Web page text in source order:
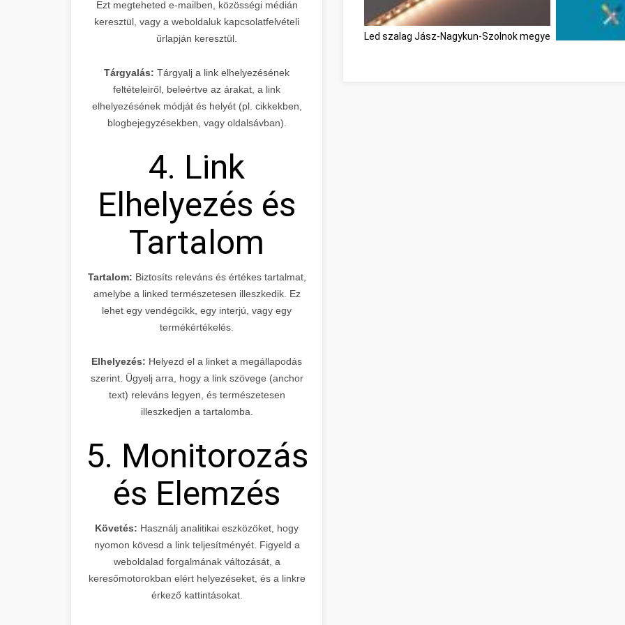
Ezt megteheted e-mailben, közösségi médián
keresztül, vagy a weboldaluk kapcsolatfelvételi
űrlapján keresztül.
Tárgyalás: Tárgyalj a link elhelyezésének
feltételeiről, beleértve az árakat, a link
elhelyezésének módját és helyét (pl. cikkekben,
blogbejegyzésekben, vagy oldalsávban).
4. Link
Elhelyezés és
Tartalom
Tartalom: Biztosíts releváns és értékes tartalmat,
amelybe a linked természetesen illeszkedik. Ez
lehet egy vendégcikk, egy interjú, vagy egy
termékértékelés.
Elhelyezés: Helyezd el a linket a megállapodás
szerint. Ügyelj arra, hogy a link szövege (anchor
text) releváns legyen, és természetesen
illeszkedjen a tartalomba.
5. Monitorozás
és Elemzés
Követés: Használj analitikai eszközöket, hogy
nyomon kövesd a link teljesítményét. Figyeld a
weboldalad forgalmának változását, a
keresőmotorokban elért helyezéseket, és a linkre
érkező kattintásokat.
Led szalag Jász-Nagykun-Szolnok megye